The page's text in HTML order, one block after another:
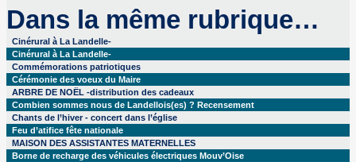
Dans la même rubrique…
Cinérural à La Landelle-
Cinérural à La Landelle-
Commémorations patriotiques
Cérémonie des voeux du Maire
ARBRE DE NOËL -distribution des cadeaux
Combien sommes nous de Landellois(es) ? Recensement
Chants de l’hiver - concert dans l’église
Feu d’atifice fête nationale
MAISON DES ASSISTANTES MATERNELLES
Borne de recharge des véhicules électriques Mouv’Oise